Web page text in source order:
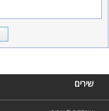
שירים